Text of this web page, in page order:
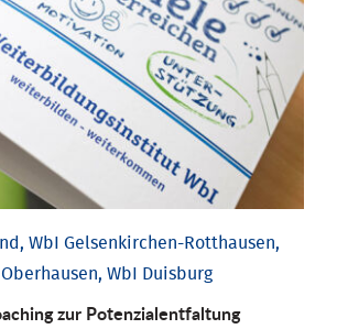
WbI Gelsenkirchen-Rotthausen,
WbI Duisburg
zur Potenzialentfaltung